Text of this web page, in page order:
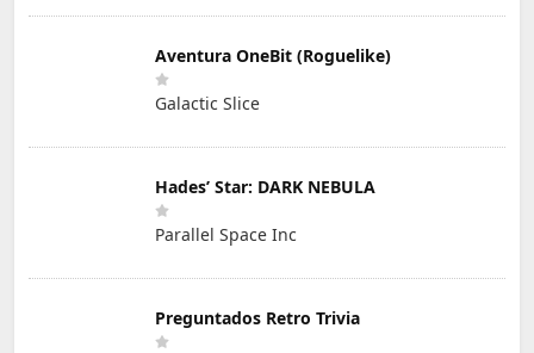
Aventura OneBit (Roguelike)
Galactic Slice
Hades’ Star: DARK NEBULA
Parallel Space Inc
Preguntados Retro Trivia